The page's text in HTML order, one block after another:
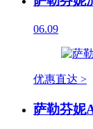
06.09
优惠直达 >
萨勒芬妮